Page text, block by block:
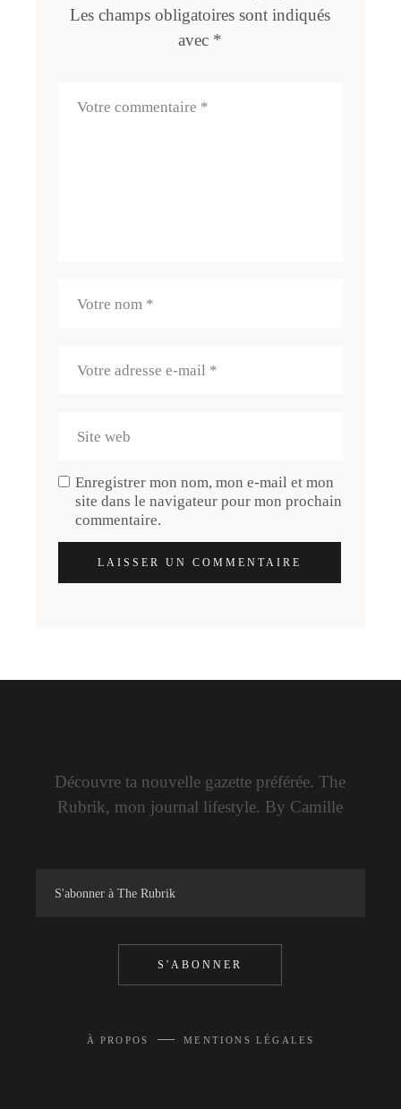
Les champs obligatoires sont indiqués
avec *
Enregistrer mon nom, mon e-mail et mon
site dans le navigateur pour mon prochain
commentaire.
LAISSER UN COMMENTAIRE
Découvre ta nouvelle gazette préférée. The
Rubrik, mon journal lifestyle. By Camille
S'ABONNER
À PROPOS — MENTIONS LÉGALES